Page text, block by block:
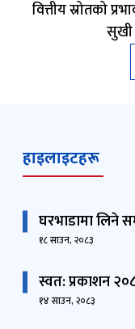
वित्तीय स्रोतको
सुखी
हाइलाइटहरू
घरभाडामा लिने
१८ साउन, २०८३
स्वत: प्रकाशन
१४ साउन, २०८३